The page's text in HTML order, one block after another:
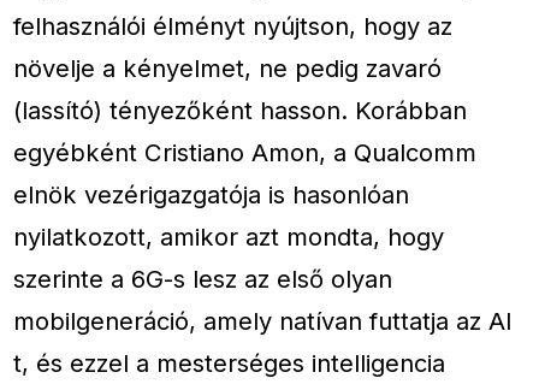
felhasználói élményt nyújtson, hogy az
növelje a kényelmet, ne pedig zavaró
(lassító) tényezőként hasson. Korábban
egyébként Cristiano Amon, a Qualcomm
elnök vezérigazgatója is hasonlóan
nyilatkozott, amikor azt mondta, hogy
szerinte a 6G-s lesz az első olyan
mobilgeneráció, amely natívan futtatja az AI
t, és ezzel a mesterséges intelligencia